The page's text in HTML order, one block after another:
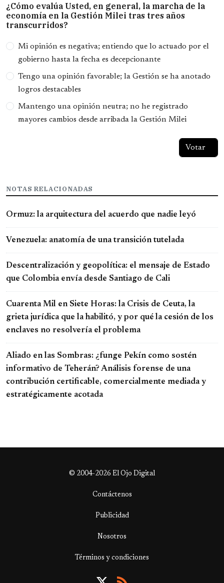
¿Cómo evalúa Usted, en general, la marcha de la
economía en la Gestión Milei tras tres años
transcurridos?
Opciones
Mi opinión es negativa; entiendo que lo actuado por el
gobierno hasta la fecha es decepcionante
Tengo una opinión favorable; la Gestión se ha anotado
logros destacables
Mantengo una opinión neutra; no he registrado
mayores cambios desde arribada la Gestión Milei
NOTAS RELACIONADAS
Ormuz: la arquitectura del acuerdo que nadie leyó
Venezuela: anatomía de una transición tutelada
Descentralización y geopolítica: el mensaje de Estado
que Colombia envía desde Santiago de Cali
Cuarenta Mil en Siete Horas: la Crisis de Ceuta, la
grieta jurídica que la habilitó, y por qué la cesión de los
enclaves no resolvería el problema
Aliado en las Sombras: ¿funge Pekín como sostén
informativo de Teherán? Análisis forense de una
contribución certificable, comercialmente mediada y
estratégicamente acotada
© 2004-2026 El Ojo Digital
Contáctenos
Publicidad
Nosotros
Términos y condiciones